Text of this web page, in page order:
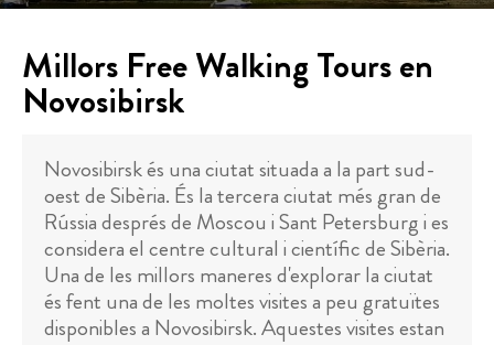
Millors Free Walking Tours en
Novosibirsk
Novosibirsk és una ciutat situada a la part sud-
oest de Sibèria. És la tercera ciutat més gran de
Rússia després de Moscou i Sant Petersburg i es
considera el centre cultural i científic de Sibèria.
Una de les millors maneres d'explorar la ciutat
és fent una de les moltes visites a peu gratuïtes
disponibles a Novosibirsk. Aquestes visites estan